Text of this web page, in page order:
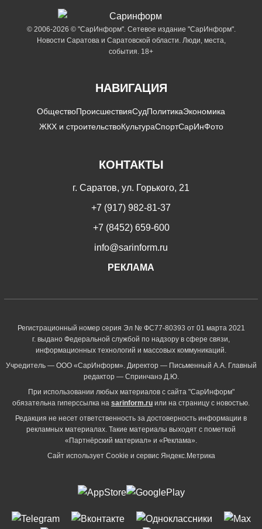
© 2006-2026 © "СарИнформ". Сетевое издание "СарИнформ".
Новости Саратова и Саратовской области. Люди, места,
события. 18+
НАВИГАЦИЯ
ОбществоПроисшествияСудПолитикаЭкономика
ЖКХ и строительствоКультураСпортСарИнФото
КОНТАКТЫ
г. Саратов, ул. Горького, 21
+7 (917) 982-81-37
+7 (8452) 659-600
info@sarinform.ru
РЕКЛАМА
Регистрационный номер серия Эл № ФС77-80393 от 01 марта 2021
г. выдано Федеральной службой по надзору в сфере связи,
информационных технологий и массовых коммуникаций.
Учредитель — ООО «СарИнформ». Директор — Письменный А.А. Главный
редактор — Спринчанэ Д.Ю.
При использовании любых материалов с сайта "СарИнформ"
обязательна гиперссылка на sarinform.ru или на страницу с новостью.
Редакция не несет ответственность за достоверность информации в
рекламных материалах. Такие материалы выходят с пометкой
«Партнёрский материал» и «Реклама».
Сайт использует Cookie и сервиc Яндекс.Метрика